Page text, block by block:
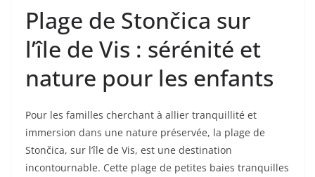
Plage de Stončica sur
l’île de Vis : sérénité et
nature pour les enfants
Pour les familles cherchant à allier tranquillité et
immersion dans une nature préservée, la plage de
Stončica, sur l’île de Vis, est une destination
incontournable. Cette plage de petites baies tranquilles